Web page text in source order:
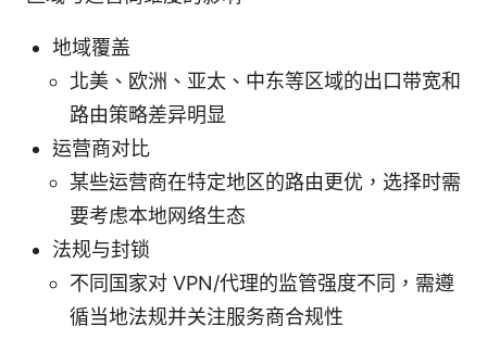
地域覆盖
北美、欧洲、亚太、中东等区域的出口带宽和
路由策略差异明显
运营商对比
某些运营商在特定地区的路由更优，选择时需
要考虑本地网络生态
法规与封锁
不同国家对 VPN/代理的监管强度不同，需遵
循当地法规并关注服务商合规性